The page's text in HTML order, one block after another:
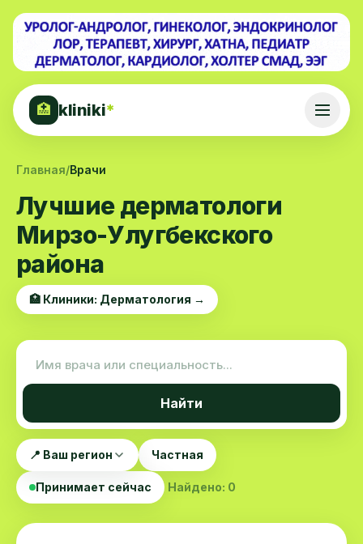
🏥 kliniki*
Главная/Врачи
Лучшие дерматологи
Мирзо-Улугбекского
района
🏥 Клиники: Дерматология →
Найти
📍 Ваш регион Частная
Принимает сейчас Найдено: 0